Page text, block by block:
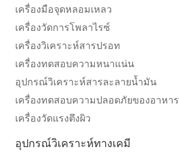
เครื่องมือจุดหลอมเหลว
เครื่องวัดการโพลาไรซ์
เครื่องวิเคราะห์สารปรอท
เครื่องทดสอบความหนาแน่น
อุปกรณ์วิเคราะห์สารละลายน้ำมัน
เครื่องทดสอบความปลอดภัยของอาหาร
เครื่องวัดแรงตึงผิว
อุปกรณ์วิเคราะห์ทางเคมี